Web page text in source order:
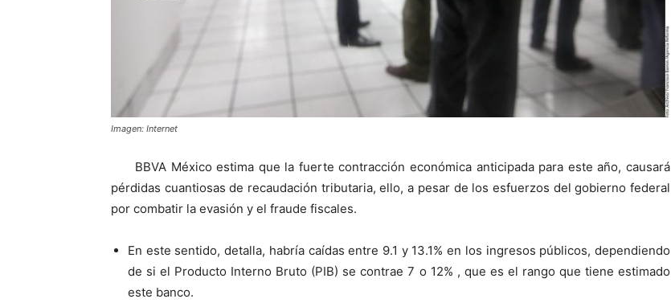
Imagen: Internet
BBVA México estima que la fuerte contracción económica anticipada para este año, causará
pérdidas cuantiosas de recaudación tributaria, ello, a pesar de los esfuerzos del gobierno federal
por combatir la evasión y el fraude fiscales.
En este sentido, detalla, habría caídas entre 9.1 y 13.1% en los ingresos públicos, dependiendo
de si el Producto Interno Bruto (PIB) se contrae 7 o 12% , que es el rango que tiene estimado
este banco.